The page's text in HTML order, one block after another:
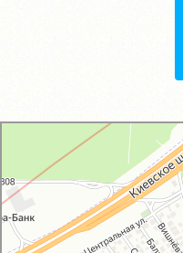
GM-City&VAG-Repair
Автосервис, автотехцентр в
Магазин автозапчастей и